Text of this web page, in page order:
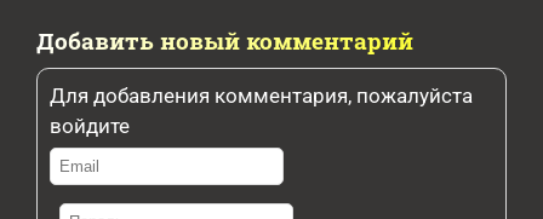
Добавить новый комментарий
Для добавления комментария, пожалуйста
войдите